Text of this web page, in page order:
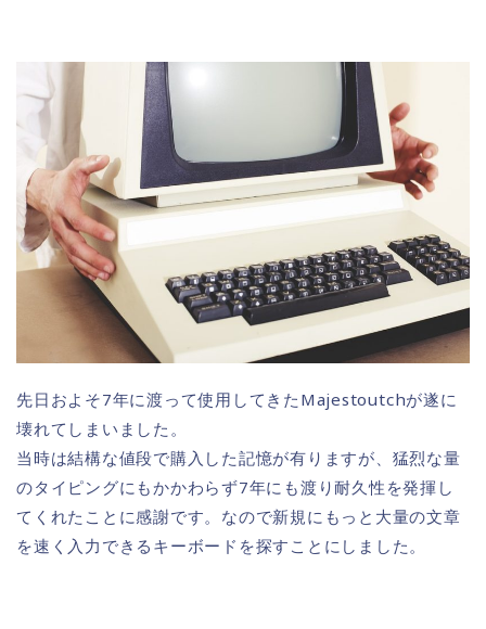
先日およそ7年に渡って使用してきたMajestoutchが遂に
壊れてしまいました。
当時は結構な値段で購入した記憶が有りますが、猛烈な量
のタイピングにもかかわらず7年にも渡り耐久性を発揮し
てくれたことに感謝です。なので新規にもっと大量の文章
を速く入力できるキーボードを探すことにしました。